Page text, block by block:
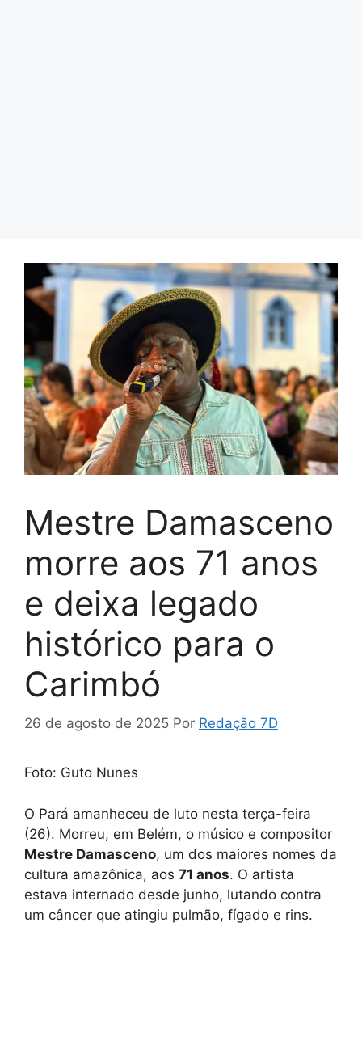
Mestre Damasceno
morre aos 71 anos
e deixa legado
histórico para o
Carimbó
26 de agosto de 2025 Por Redação 7D
Foto: Guto Nunes
O Pará amanheceu de luto nesta terça-feira
(26). Morreu, em Belém, o músico e compositor
Mestre Damasceno, um dos maiores nomes da
cultura amazônica, aos 71 anos. O artista
estava internado desde junho, lutando contra
um câncer que atingiu pulmão, fígado e rins.